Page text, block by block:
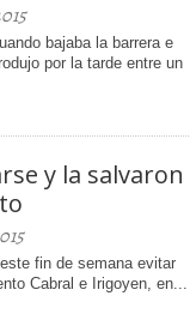
bajaba la barrera e
por la tarde entre un
y la salvaron
fin de semana evitar
Cabral e Irigoyen, en...